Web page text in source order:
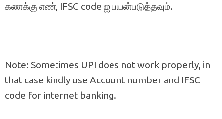
கணக்கு எண், IFSC code ஐ பயன்படுத்தவும்.
Note: Sometimes UPI does not work properly, in
that case kindly use Account number and IFSC
code for internet banking.